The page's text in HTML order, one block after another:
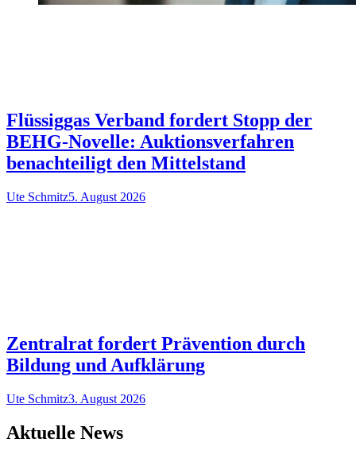
Flüssiggas Verband fordert Stopp der
BEHG-Novelle: Auktionsverfahren
benachteiligt den Mittelstand
Ute Schmitz5. August 2026
Zentralrat fordert Prävention durch
Bildung und Aufklärung
Ute Schmitz3. August 2026
Aktuelle News